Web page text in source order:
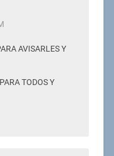
AVISARLES Y
TODOS Y